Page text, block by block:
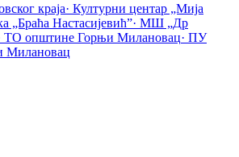
краја· Културни центар „Мија
„Браћа Настасијевић”· МШ „Др
ТО општине Горњи Милановац· ПУ
Милановац